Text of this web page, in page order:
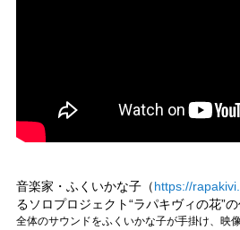
音楽家・ふくいかな子（https://
るソロプロジェクト“ラパキヴィの花”
全体のサウンドをふくいかな子が手掛け、映